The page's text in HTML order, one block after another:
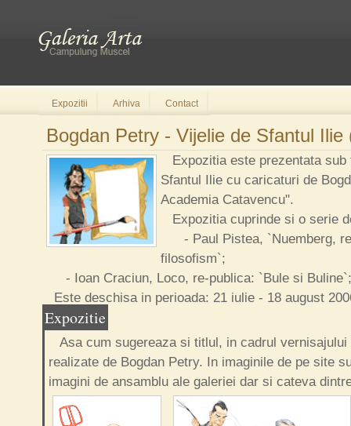
Expozitii Arhiva Contact
Bogdan Petry - Vijelie de Sfantul Ilie
Expozitia este prezentata sub
Sfantul Ilie cu caricaturi de
Academia Catavencu".
Expozitia cuprinde si o serie
- Paul Pistea, `Nuemberg,
filosofism`;
- Ioan Craciun, Loco, re-publica: `Bule si Buline`;
Este deschisa in perioada: 21 iulie - 18 august
Expozitie
Asa cum sugereaza si titlul, in cadrul
realizate de Bogdan Petry. In imaginile de pe site
imagini de ansamblu ale galeriei dar si cateva